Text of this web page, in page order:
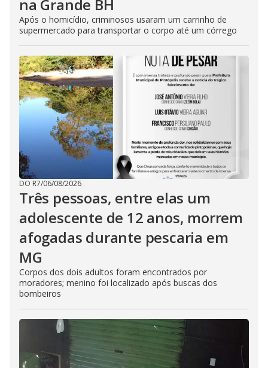
na Grande BH
Após o homicídio, criminosos usaram um carrinho de
supermercado para transportar o corpo até um córrego
DO R7/06/08/2026
Três pessoas, entre elas um
adolescente de 12 anos, morrem
afogadas durante pescaria em
MG
Corpos dos dois adultos foram encontrados por
moradores; menino foi localizado após buscas dos
bombeiros